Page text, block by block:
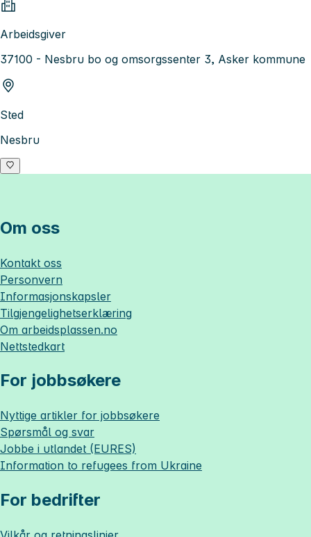
Arbeidsgiver
37100 - Nesbru bo og omsorgssenter 3, Asker kommune
Sted
Nesbru
Om oss
Kontakt oss
Personvern
Informasjonskapsler
Tilgjengelighetserklæring
Om arbeidsplassen.no
Nettstedkart
For jobbsøkere
Nyttige artikler for jobbsøkere
Spørsmål og svar
Jobbe i utlandet (EURES)
Information to refugees from Ukraine
For bedrifter